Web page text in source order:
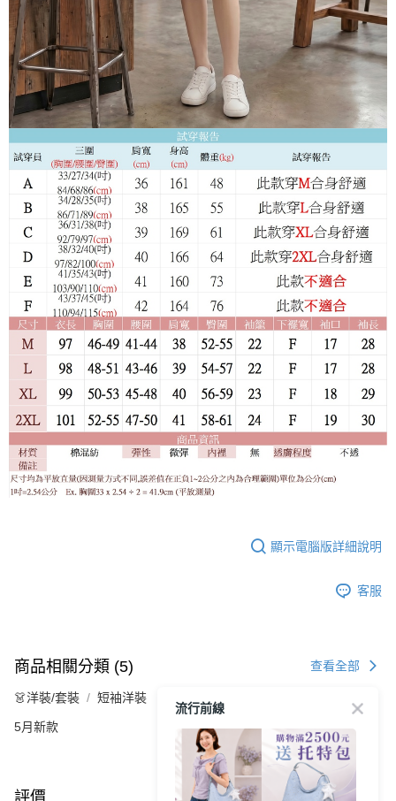
顯示電腦版詳細說明
客服
商品相關分類 (5) 查看全部
👗洋裝/套裝 短袖洋裝
5月新款
流行前線